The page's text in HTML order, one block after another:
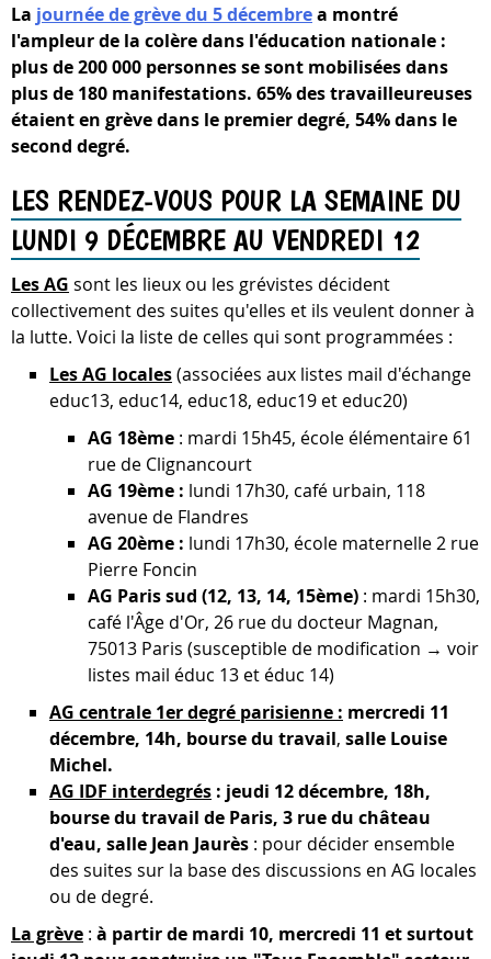
La journée de grève du 5 décembrea montré
l'ampleur de la colère dans l'éducation nationale :
plus de 200 000 personnes se sont mobilisées dans
plus de 180 manifestations. 65% des travailleureuses
étaient en grève dans le premier degré, 54% dans le
second degré.
LES RENDEZ-VOUS POUR LA SEMAINE DU
LUNDI 9 DÉCEMBRE AU VENDREDI 12
Les AG sont les lieux ou les grévistes décident
collectivement des suites qu'elles et ils veulent donner à
la lutte. Voici la liste de celles qui sont programmées :
Les AG locales(associées aux listes mail d'échange
educ13, educ14, educ18, educ19 et educ20)
AG 18ème : mardi 15h45, école élémentaire 61
rue de Clignancourt
AG 19ème : lundi 17h30, café urbain, 118
avenue de Flandres
AG 20ème : lundi 17h30, école maternelle 2 rue
Pierre Foncin
AG Paris sud (12, 13, 14, 15ème) : mardi 15h30,
café l'Âge d'Or, 26 rue du docteur Magnan,
75013 Paris (susceptible de modification → voir
listes mail éduc 13 et éduc 14)
AG centrale 1er degré parisienne : mercredi 11
décembre, 14h, bourse du travail, salle Louise
Michel.
AG IDF interdegrés : jeudi 12 décembre, 18h,
bourse du travail de Paris, 3 rue du château
d'eau, salle Jean Jaurès : pour décider ensemble
des suites sur la base des discussions en AG locales
ou de degré.
La grève : à partir de mardi 10, mercredi 11 et surtout